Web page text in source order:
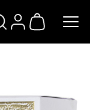
ZALOGUJ SIĘ
KOSZYK